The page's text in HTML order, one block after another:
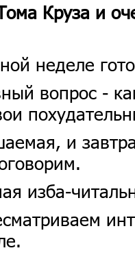
Круза и
неделе
вопрос -
и
изба-